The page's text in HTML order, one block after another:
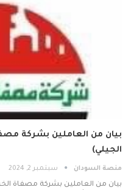
بيان من العاملين بشركة
الجيلي)
منصة السودان سبتمبر 2, 2024
بيان من العاملين بشركة مصفاة